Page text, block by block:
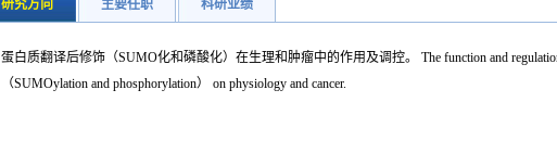
研究方向 主要任职 科研业绩
蛋白质翻译后修饰（SUMO化和磷酸化）在生理和肿瘤中的作用及调控。 The function and
（SUMOylation and phosphorylation） on physiology and cancer.